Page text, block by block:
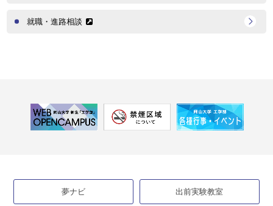
就職・進路相談
夢ナビ 出前実験教室